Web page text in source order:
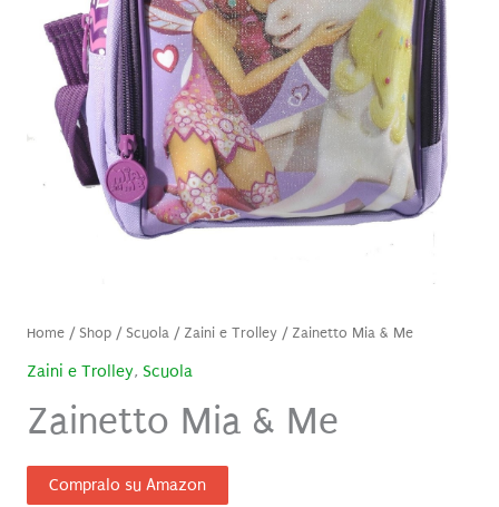
Home/ Shop/ Scuola/ Zaini e Trolley/ Zainetto Mia & Me
Zaini e Trolley, Scuola
Zainetto Mia & Me
Compralo su Amazon